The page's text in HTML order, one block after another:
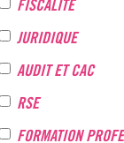
FISCALITÉ
JURIDIQUE
AUDIT ET CAC
RSE
FORMATION